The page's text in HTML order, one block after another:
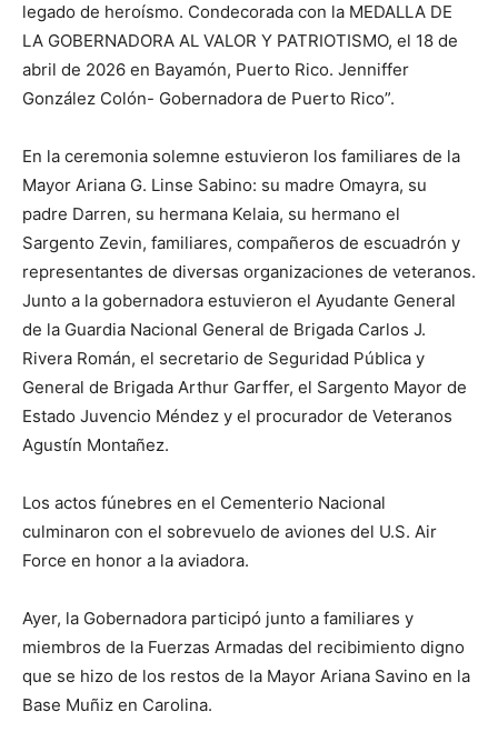
legado de heroísmo. Condecorada con la MEDALLA DE
LA GOBERNADORA AL VALOR Y PATRIOTISMO, el 18 de
abril de 2026 en Bayamón, Puerto Rico. Jenniffer
González Colón- Gobernadora de Puerto Rico”.
En la ceremonia solemne estuvieron los familiares de la
Mayor Ariana G. Linse Sabino: su madre Omayra, su
padre Darren, su hermana Kelaia, su hermano el
Sargento Zevin, familiares, compañeros de escuadrón y
representantes de diversas organizaciones de veteranos.
Junto a la gobernadora estuvieron el Ayudante General
de la Guardia Nacional General de Brigada Carlos J.
Rivera Román, el secretario de Seguridad Pública y
General de Brigada Arthur Garffer, el Sargento Mayor de
Estado Juvencio Méndez y el procurador de Veteranos
Agustín Montañez.
Los actos fúnebres en el Cementerio Nacional
culminaron con el sobrevuelo de aviones del U.S. Air
Force en honor a la aviadora.
Ayer, la Gobernadora participó junto a familiares y
miembros de la Fuerzas Armadas del recibimiento digno
que se hizo de los restos de la Mayor Ariana Savino en la
Base Muñiz en Carolina.